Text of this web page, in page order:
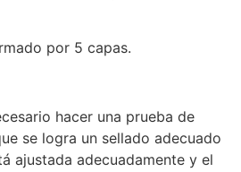
por 5 capas.
hacer una prueba de
se logra un sellado adecuado
ajustada adecuadamente y el